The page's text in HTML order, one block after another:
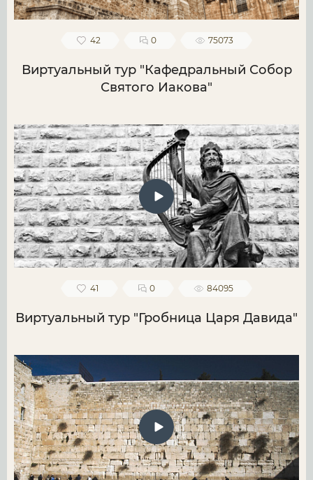
42 0 75073
Виртуальный тур "Кафедральный Собор
Святого Иакова"
41 0 84095
Виртуальный тур "Гробница Царя Давида"